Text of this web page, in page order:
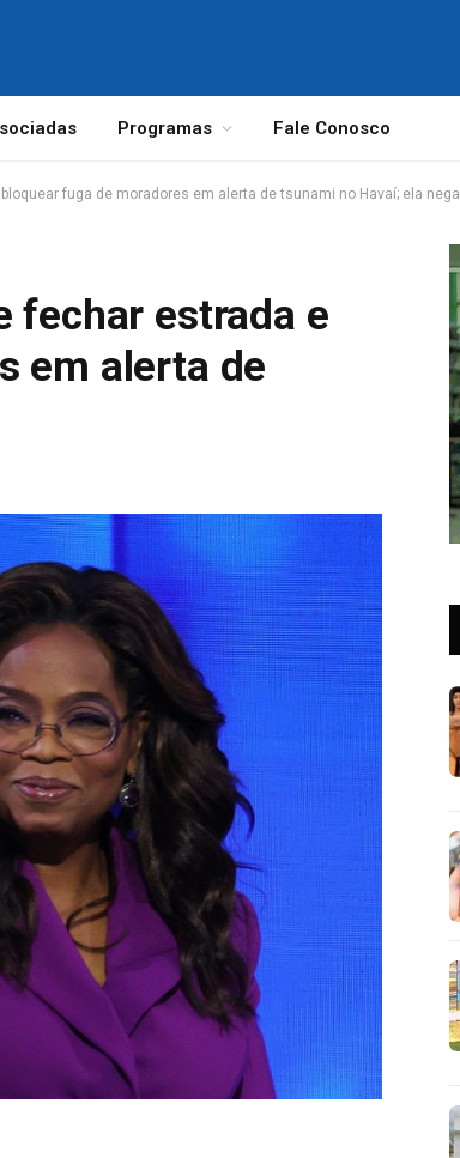
Programas Fale Conosco
fuga de moradores em alerta de tsunami no Havaí; ela nega
fechar estrada e
em alerta de